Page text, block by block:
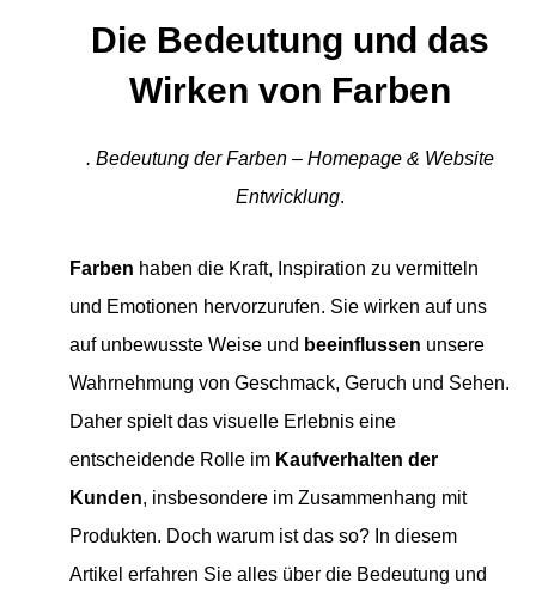
Die Bedeutung und das
Wirken von Farben
. Bedeutung der Farben – Homepage & Website
Entwicklung.
Farben haben die Kraft, Inspiration zu vermitteln
und Emotionen hervorzurufen. Sie wirken auf uns
auf unbewusste Weise und beeinflussen unsere
Wahrnehmung von Geschmack, Geruch und Sehen.
Daher spielt das visuelle Erlebnis eine
entscheidende Rolle im Kaufverhalten der
Kunden, insbesondere im Zusammenhang mit
Produkten. Doch warum ist das so? In diesem
Artikel erfahren Sie alles über die Bedeutung und